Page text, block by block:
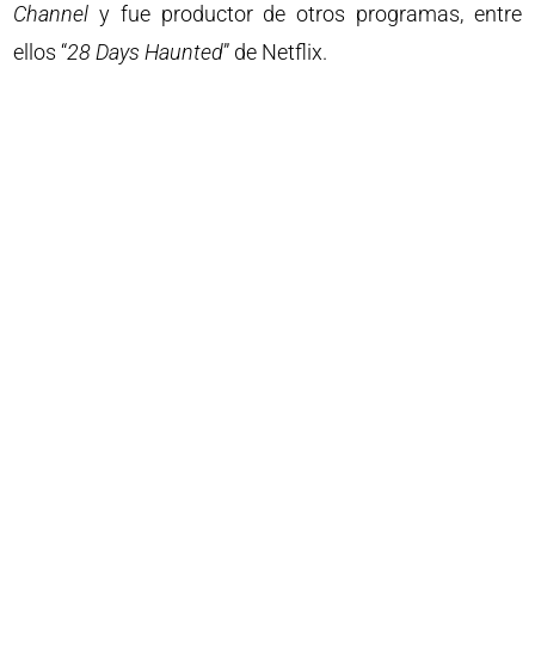
Channel y fue productor de otros programas, entre
ellos “28 Days Haunted” de Netflix.